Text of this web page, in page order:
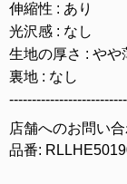
伸縮性 : あり
光沢感 : なし
生地の厚さ : やや
裏地 : なし
店舗へのお問い
品番: